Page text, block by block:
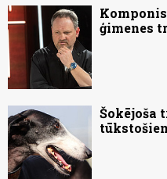
ģimenes
Šokējoša